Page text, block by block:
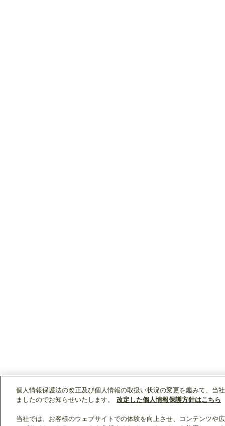
個人情報保護法の改正及び個人情報の取扱い状況の変更を鑑みて、当
ましたのでお知らせいたします。
改定した個人情報保護方針はこちら
当社では、お客様のウェブサイトでの体験を向上させ、コンテンツや